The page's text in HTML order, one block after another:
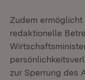
Zudem
redaktionelle
zur Sperrung des